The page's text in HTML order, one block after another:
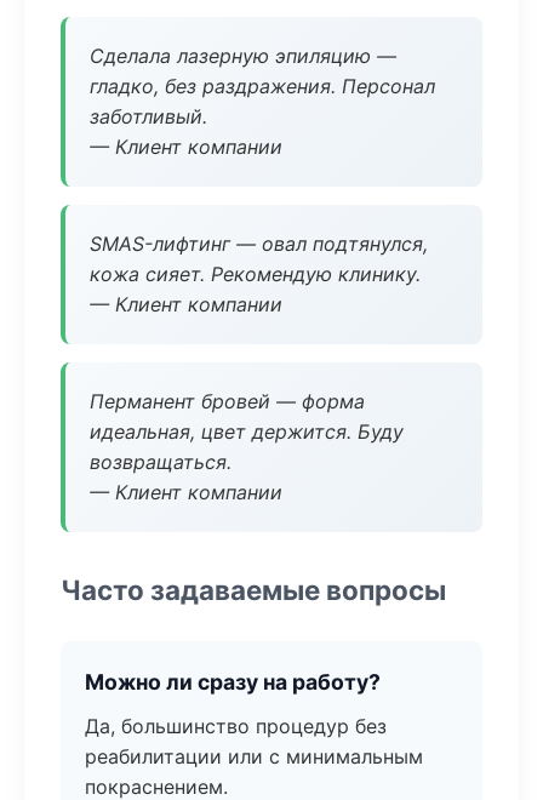
Сделала лазерную эпиляцию —
гладко, без раздражения. Персонал
заботливый.
— Клиент компании
SMAS-лифтинг — овал подтянулся,
кожа сияет. Рекомендую клинику.
— Клиент компании
Перманент бровей — форма
идеальная, цвет держится. Буду
возвращаться.
— Клиент компании
Часто задаваемые вопросы
Можно ли сразу на работу?
Да, большинство процедур без
реабилитации или с минимальным
покраснением.